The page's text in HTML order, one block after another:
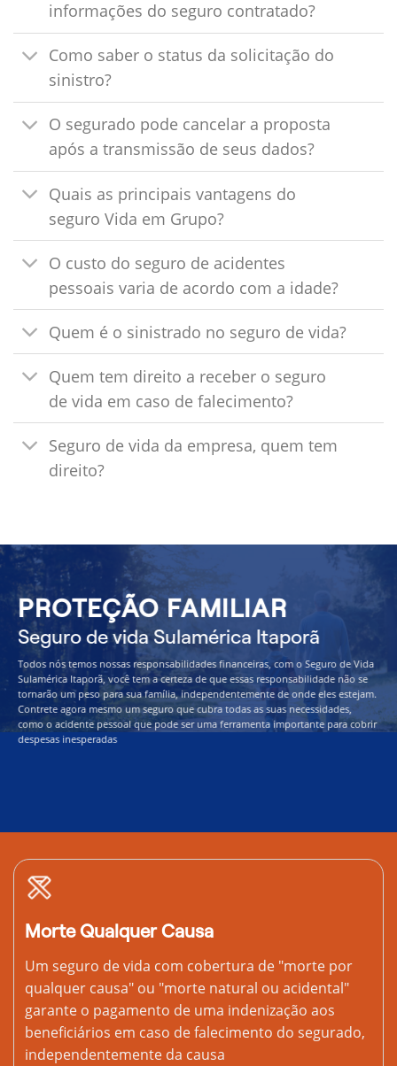
informações do seguro contratado?
Como saber o status da solicitação do
sinistro?
O segurado pode cancelar a proposta
após a transmissão de seus dados?
Quais as principais vantagens do
seguro Vida em Grupo?
O custo do seguro de acidentes
pessoais varia de acordo com a idade?
Quem é o sinistrado no seguro de vida?
Quem tem direito a receber o seguro
de vida em caso de falecimento?
Seguro de vida da empresa, quem tem
direito?
PROTEÇÃO FAMILIAR
Seguro de vida Sulamérica Itaporã
Todos nós temos nossas responsabilidades financeiras, com o Seguro de Vida
Sulamérica Itaporã, você tem a certeza de que essas responsabilidade não se
tornarão um peso para sua família, independentemente de onde eles estejam.
Contrete agora mesmo um seguro que cubra todas as suas necessidades,
como o acidente pessoal que pode ser uma ferramenta importante para cobrir
despesas inesperadas
Morte Qualquer Causa
Um seguro de vida com cobertura de "morte por
qualquer causa" ou "morte natural ou acidental"
garante o pagamento de uma indenização aos
beneficiários em caso de falecimento do segurado,
independentemente da causa